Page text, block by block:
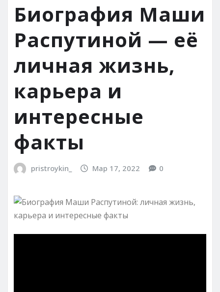
Биография Маши
Распутиной — её
личная жизнь,
карьера и
интересные
факты
pristroykin_ Мар 17, 2022 0